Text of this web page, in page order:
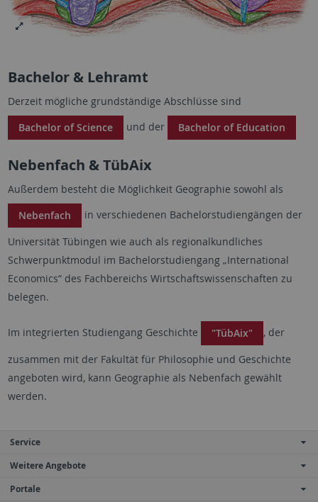
Bachelor & Lehramt
Derzeit mögliche grundständige Abschlüsse sind
Bachelor of Science
und der Bachelor of Education
Nebenfach & TübAix
Außerdem besteht die Möglichkeit Geographie sowohl als
Nebenfach
in verschiedenen Bachelorstudiengängen der
Universität Tübingen wie auch als regionalkundliches
Schwerpunktmodul im Bachelorstudiengang „International
Economics“ des Fachbereichs Wirtschaftswissenschaften zu
belegen.
Im integrierten Studiengang Geschichte "TübAix" , der
zusammen mit der Fakultät für Philosophie und Geschichte
angeboten wird, kann Geographie als Nebenfach gewählt
werden.
Service
Weitere Angebote
Portale